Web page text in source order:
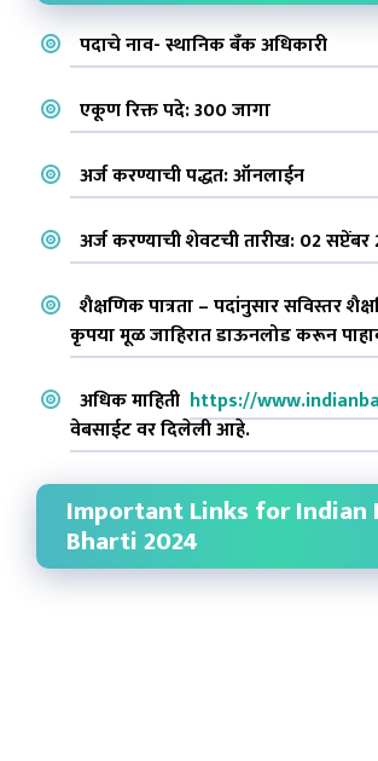
पदाचे नाव- स्थानिक बँक अधिकारी
एकूण रिक्त पदे: 300 जागा
अर्ज करण्याची पद्धत: ऑनलाईन
अर्ज करण्याची शेवटची तारीख: 02
शैक्षणिक पात्रता – पदांनुसार सविस्तर
कृपया मूळ जाहिरात डाऊनलोड करून
अधिक माहिती https://
वेबसाईट वर दिलेली आहे.
Important Links for Indian
Bharti 2024